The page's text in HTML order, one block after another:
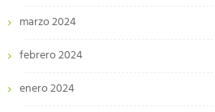
marzo 2024
febrero 2024
enero 2024